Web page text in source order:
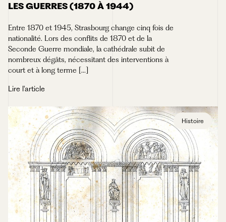
LES GUERRES (1870 À 1944)
Entre 1870 et 1945, Strasbourg change cinq fois de
nationalité. Lors des conflits de 1870 et de la
Seconde Guerre mondiale, la cathédrale subit de
nombreux dégâts, nécessitant des interventions à
court et à long terme [...]
Lire l'article
Histoire